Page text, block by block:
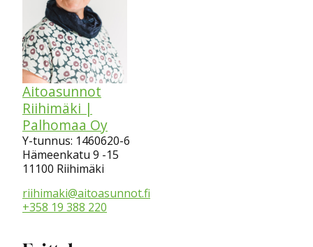
Aitoasunnot
Riihimäki |
Palhomaa Oy
Y-tunnus: 1460620-6
Hämeenkatu 9 -15
11100 Riihimäki
riihimaki@aitoasunnot.fi
+358 19 388 220